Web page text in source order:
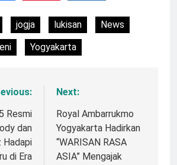
jogja lukisan
News
Yogyakarta
Resmi
dan
Hadapi
di Era
Next:
Royal Ambarrukmo
Yogyakarta Hadirkan
“WARISAN RASA
ASIA” Mengajak